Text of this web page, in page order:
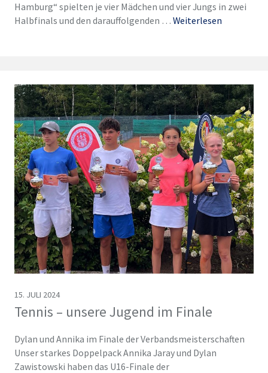
Hamburg“ spielten je vier Mädchen und vier Jungs in zwei
Halbfinals und den darauffolgenden … Weiterlesen
Tennis – unsere Jugend im Finale
15. JULI 2024
Dylan und Annika im Finale der Verbandsmeisterschaften
Unser starkes Doppelpack Annika Jaray und Dylan
Zawistowski haben das U16-Finale der